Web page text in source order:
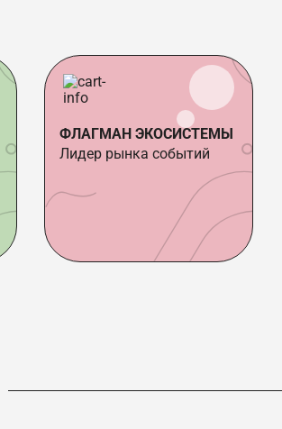
ФЛАГМАН ЭКОСИСТЕМЫ
Лидер рынка событий